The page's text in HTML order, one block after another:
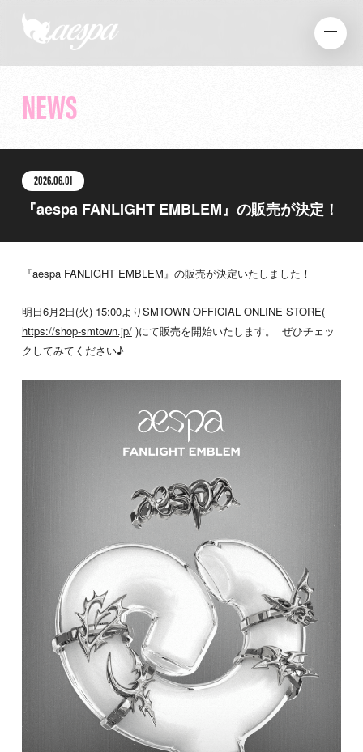
NEWS
2026.06.01
『aespa FANLIGHT EMBLEM』の販売が決定！
『aespa FANLIGHT EMBLEM』の販売が決定いたしました！
明日6月2日(火) 15:00よりSMTOWN OFFICIAL ONLINE STORE(
https://shop-smtown.jp/)にて販売を開始いたします。 ぜひチェッ
クしてみてください♪